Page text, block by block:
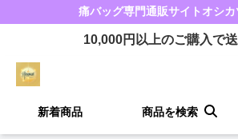
痛バッグ専門通販サイト オシ
10,000円以上のご購入で
新着商品 商品を検索